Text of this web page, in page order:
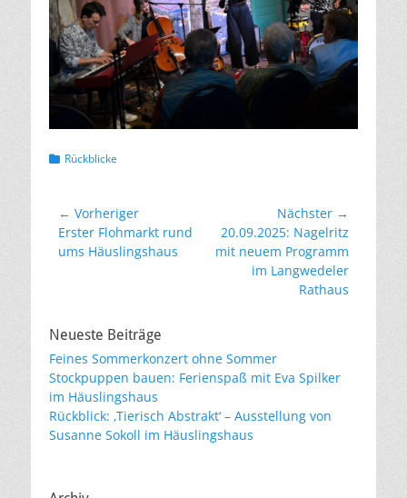
Kategorien
Rückblicke
Beitragsnavigation
← Vorheriger
Vorheriger
Beitrag:
Erster Flohmarkt rund
ums Häuslingshaus
Nächster →
Nächster
Beitrag:
20.09.2025: Nagelritz
mit neuem Programm
im Langwedeler
Rathaus
Neueste Beiträge
Feines Sommerkonzert ohne Sommer
Stockpuppen bauen: Ferienspaß mit Eva Spilker
im Häuslingshaus
Rückblick: ‚Tierisch Abstrakt‘ – Ausstellung von
Susanne Sokoll im Häuslingshaus